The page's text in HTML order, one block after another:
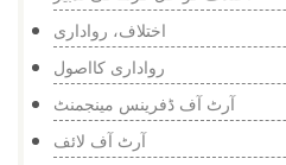
اختلاف، رواداری
رواداری کااصول
آرٹ آف ڈفرینس مینجمنٹ
آرٹ آف لائف